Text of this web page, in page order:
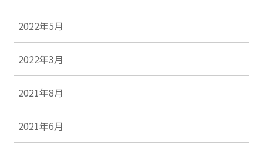
2022年5月
2022年3月
2021年8月
2021年6月